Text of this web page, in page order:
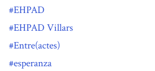
EHPAD
EHPAD Villars
Entre(actes)
esperanza